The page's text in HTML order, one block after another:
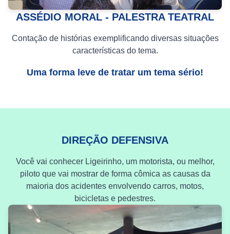
ASSÉDIO MORAL - PALESTRA TEATRAL
Contação de histórias exemplificando diversas situações
características do tema.
Uma forma leve de tratar um tema sério!
DIREÇÃO DEFENSIVA
Você vai conhecer Ligeirinho, um motorista, ou melhor,
piloto que vai mostrar de forma cômica as causas da
maioria dos acidentes envolvendo carros, motos,
bicicletas e pedestres.